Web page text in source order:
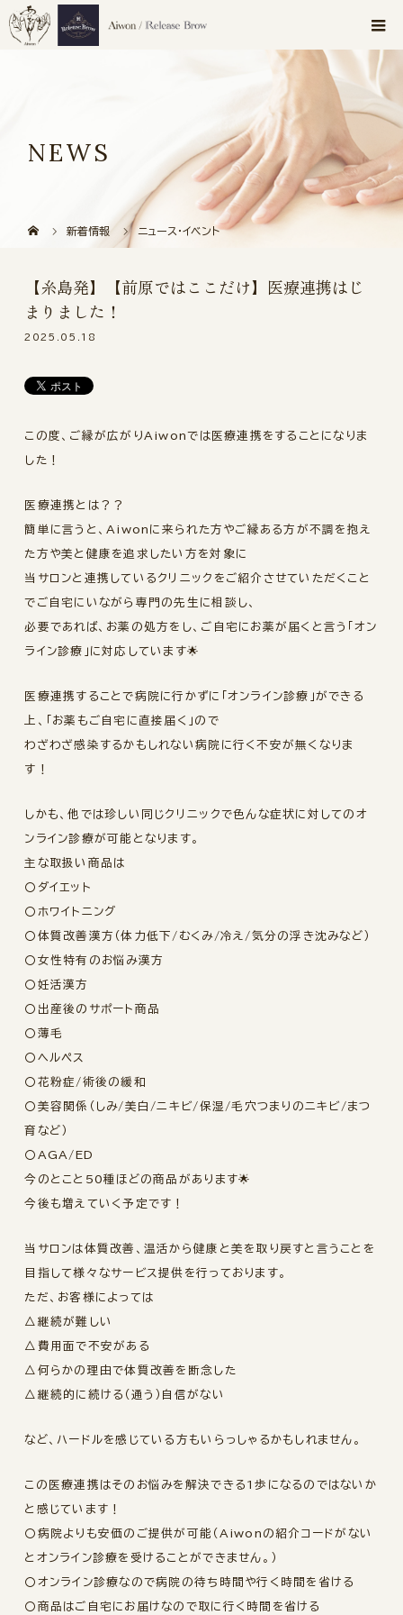
NEWS
新着情報 ニュース・イベント
【糸島発】【前原ではここだけ】医療連携はじ
まりました！
2025.05.18
この度、ご縁が広がりAiwonでは医療連携をすることになりま
した！
医療連携とは？？
簡単に言うと、Aiwonに来られた方やご縁ある方が不調を抱え
た方や美と健康を追求したい方を対象に
当サロンと連携しているクリニックをご紹介させていただくこと
でご自宅にいながら専門の先生に相談し、
必要であれば、お薬の処方をし、ご自宅にお薬が届くと言う「オン
ライン診療」に対応しています🌟
医療連携することで病院に行かずに「オンライン診療」ができる
上、「お薬もご自宅に直接届く」ので
わざわざ感染するかもしれない病院に行く不安が無くなりま
す！
しかも、他では珍しい同じクリニックで色んな症状に対してのオ
ンライン診療が可能となります。
主な取扱い商品は
〇ダイエット
〇ホワイトニング
〇体質改善漢方（体力低下/むくみ/冷え/気分の浮き沈みなど）
〇女性特有のお悩み漢方
〇妊活漢方
〇出産後のサポート商品
〇薄毛
〇ヘルペス
〇花粉症/術後の緩和
〇美容関係（しみ/美白/ニキビ/保湿/毛穴つまりのニキビ/まつ
育など）
〇AGA/ED
今のとこと50種ほどの商品があります🌟
今後も増えていく予定です！
当サロンは体質改善、温活から健康と美を取り戻すと言うことを
目指して様々なサービス提供を行っております。
ただ、お客様によっては
△継続が難しい
△費用面で不安がある
△何らかの理由で体質改善を断念した
△継続的に続ける（通う）自信がない
など、ハードルを感じている方もいらっしゃるかもしれません。
この医療連携はそのお悩みを解決できる1歩になるのではないか
と感じています！
〇病院よりも安価のご提供が可能（Aiwonの紹介コードがない
とオンライン診療を受けることができません。）
〇オンライン診療なので病院の待ち時間や行く時間を省ける
〇商品はご自宅にお届けなので取に行く時間を省ける